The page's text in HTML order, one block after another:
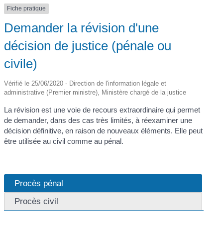
Fiche pratique
Demander la révision d'une
décision de justice (pénale ou
civile)
Vérifié le 25/06/2020 - Direction de l'information légale et
administrative (Premier ministre), Ministère chargé de la justice
La révision est une voie de recours extraordinaire qui permet
de demander, dans des cas très limités, à réexaminer une
décision définitive, en raison de nouveaux éléments. Elle peut
être utilisée au civil comme au pénal.
Procès pénal
Procès civil